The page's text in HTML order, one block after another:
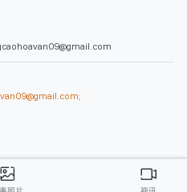
09月06日 签发第26/GP-CBC号许可
张德义、范氏云英、杨文光、阮德显、